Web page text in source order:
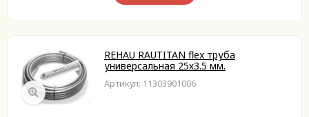
REHAU RAUTITAN flex труба
универсальная 25х3.5 мм.
Артикул: 11303901006